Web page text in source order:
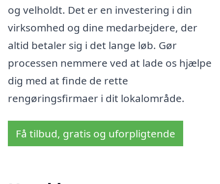
og velholdt. Det er en investering i din
virksomhed og dine medarbejdere, der
altid betaler sig i det lange løb. Gør
processen nemmere ved at lade os hjælpe
dig med at finde de rette
rengøringsfirmaer i dit lokalområde.
Få tilbud, gratis og uforpligtende